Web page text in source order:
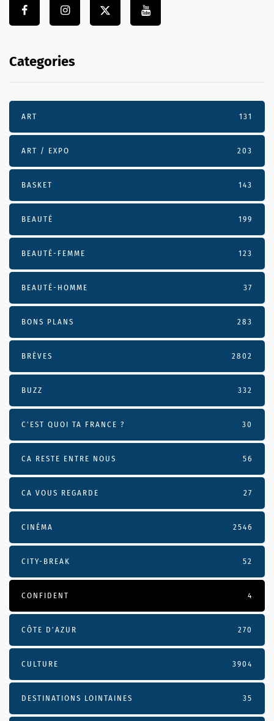
Categories
ART 131
ART / EXPO 203
BASKET 143
BEAUTÉ 199
BEAUTÉ-FEMME 123
BEAUTÉ-HOMME 37
BONS PLANS 283
BRÈVES 2802
BUZZ 332
C'EST QUOI TA FRANCE ? 30
CA RESTE ENTRE NOUS 56
CA VOUS REGARDE 27
CINÉMA 2546
CITY-BREAK 52
CONFIDENT 4
CÔTE D’AZUR 270
CULTURE 3904
DESTINATIONS LOINTAINES 35